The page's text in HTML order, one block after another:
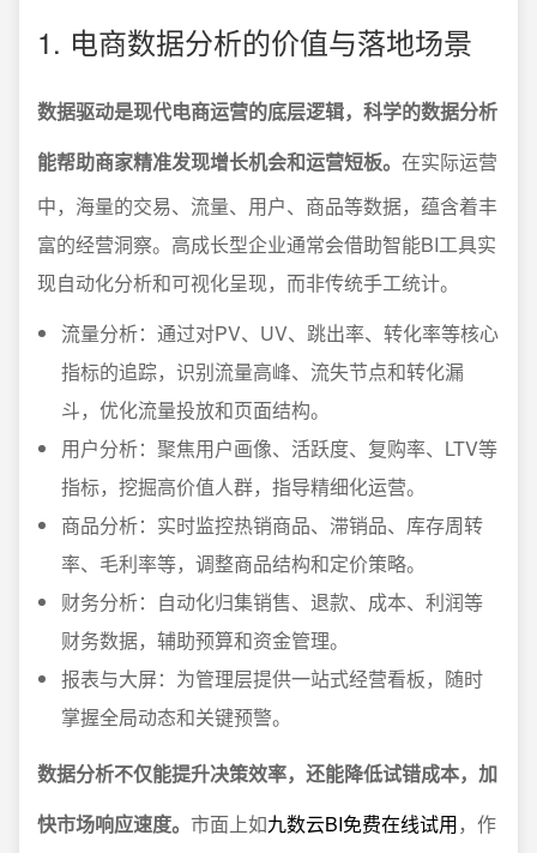
1. 电商数据分析的价值与落地场景
数据驱动是现代电商运营的底层逻辑，科学的数据分析
能帮助商家精准发现增长机会和运营短板。 在实际运营
中，海量的交易、流量、用户、商品等数据，蕴含着丰
富的经营洞察。高成长型企业通常会借助智能BI工具实
现自动化分析和可视化呈现，而非传统手工统计。
流量分析：通过对PV、UV、跳出率、转化率等核心
指标的追踪，识别流量高峰、流失节点和转化漏
斗，优化流量投放和页面结构。
用户分析：聚焦用户画像、活跃度、复购率、LTV等
指标，挖掘高价值人群，指导精细化运营。
商品分析：实时监控热销商品、滞销品、库存周转
率、毛利率等，调整商品结构和定价策略。
财务分析：自动化归集销售、退款、成本、利润等
财务数据，辅助预算和资金管理。
报表与大屏：为管理层提供一站式经营看板，随时
掌握全局动态和关键预警。
数据分析不仅能提升决策效率，还能降低试错成本，加
快市场响应速度。 市面上如九数云BI免费在线试用，作